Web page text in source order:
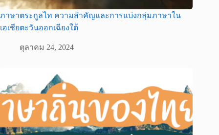
ภาษาตระกูลไท ความสำคัญและการแบ่งกลุ่มภาษาใน
เอเชียตะวันออกเฉียงใต้
ตุลาคม 24, 2024